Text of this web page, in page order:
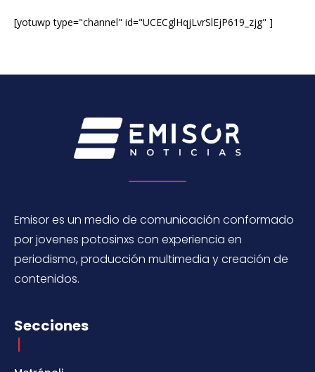
[yotuwp type="channel" id="UCECglHqjLvrSlEjP619_zjg" ]
Emisor es un medio de comunicación conformado
por jovenes potosinxs con experiencia en
periodismo, producción multimedia y creación de
contenidos.
Secciones